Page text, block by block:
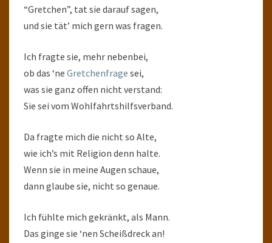
“Gretchen”, tat sie darauf sagen,
und sie tät’ mich gern was fragen.
Ich fragte sie, mehr nebenbei,
ob das ‘ne Gretchenfrage sei,
was sie ganz offen nicht verstand:
Sie sei vom Wohlfahrtshilfsverband.
Da fragte mich die nicht so Alte,
wie ich’s mit Religion denn halte.
Wenn sie in meine Augen schaue,
dann glaube sie, nicht so genaue.
Ich fühlte mich gekränkt, als Mann.
Das ginge sie ‘nen Scheißdreck an!